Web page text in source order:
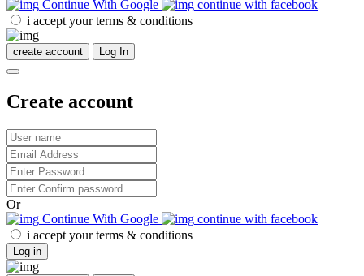
Continue With Google
continue with facebook
i accept your terms & conditions
create account Log In
Create account
Or
Continue With Google
continue with facebook
i accept your terms & conditions
Log in